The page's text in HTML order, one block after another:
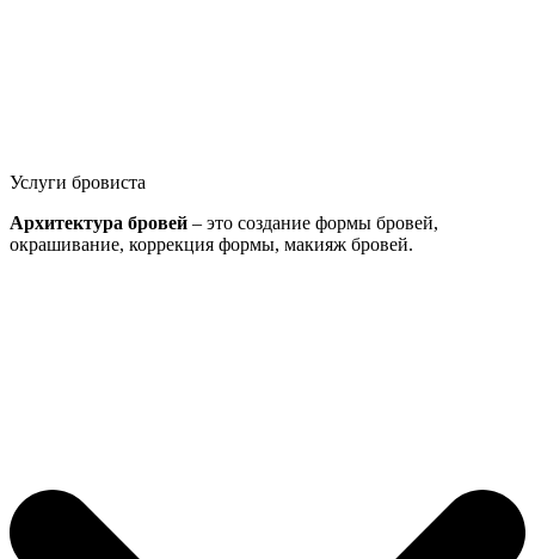
Услуги бровиста
Архитектура бровей – это создание формы бровей,
окрашивание, коррекция формы, макияж бровей.